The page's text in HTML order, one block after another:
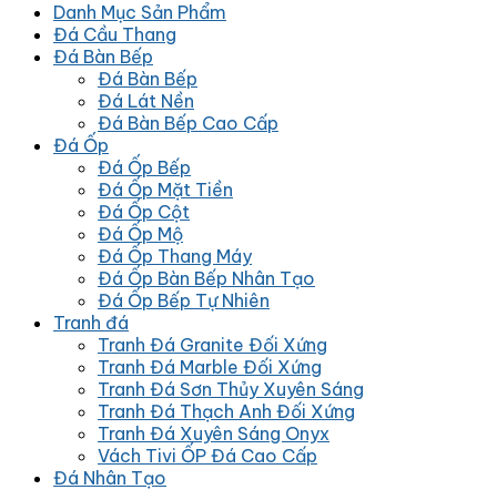
Danh Mục Sản Phẩm
Đá Cầu Thang
Đá Bàn Bếp
Đá Bàn Bếp
Đá Lát Nền
Đá Bàn Bếp Cao Cấp
Đá Ốp
Đá Ốp Bếp
Đá Ốp Mặt Tiền
Đá Ốp Cột
Đá Ốp Mộ
Đá Ốp Thang Máy
Đá Ốp Bàn Bếp Nhân Tạo
Đá Ốp Bếp Tự Nhiên
Tranh đá
Tranh Đá Granite Đối Xứng
Tranh Đá Marble Đối Xứng
Tranh Đá Sơn Thủy Xuyên Sáng
Tranh Đá Thạch Anh Đối Xứng
Tranh Đá Xuyên Sáng Onyx
Vách Tivi ỐP Đá Cao Cấp
Đá Nhân Tạo